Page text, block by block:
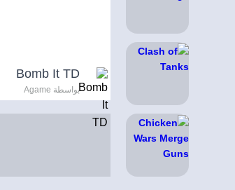
Bomb It TD
بواسطة Agame